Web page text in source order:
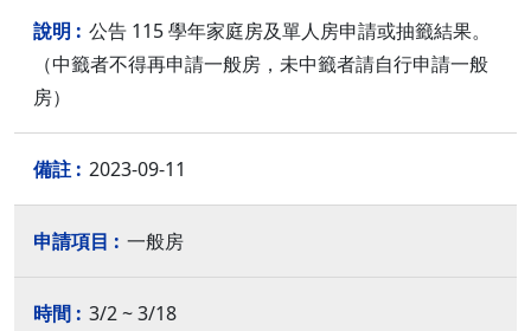
公告 115 學年家庭房及單人房申請或抽籤結果。
（中籤者不得再申請一般房，未中籤者請自行申請一般
房）
2023-09-11
一般房
3/2 ~ 3/18